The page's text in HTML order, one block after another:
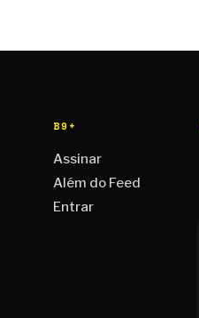
B9+
Assinar
Além do Feed
Entrar